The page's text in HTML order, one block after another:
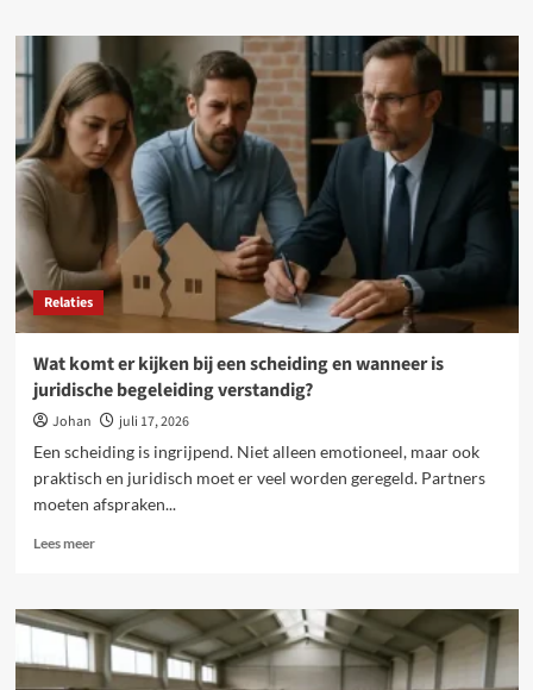
Whiplash
na
een
ongeval:
waarom
goede
begeleiding
belangrijk
letselschade
Relaties
Wat komt er kijken bij een scheiding en wanneer is
juridische begeleiding verstandig?
Johan
juli 17, 2026
Een scheiding is ingrijpend. Niet alleen emotioneel, maar ook
praktisch en juridisch moet er veel worden geregeld. Partners
moeten afspraken...
Lees meerLees
Wat
komt
er
kijken